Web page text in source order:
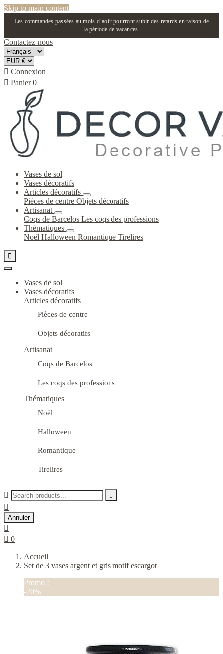
Skip to main content
Les commandes passées au mois d’août pourront subir des retards en raison de
la période de vacances.
Contactez-nous
 Connexion
 Panier 0
Vases de sol
Vases décoratifs
Articles décoratifs
Pièces de centre Objets décoratifs
Artisanat
Coqs de Barcelos Les coqs des professions
Thématiques
Noël Halloween Romantique Tirelires

Vases de sol
Vases décoratifs
Articles décoratifs
Pièces de centre
Objets décoratifs
Artisanat
Coqs de Barcelos
Les coqs des professions
Thématiques
Noël
Halloween
Romantique
Tirelires
 

Annuler

 0
Accueil
Set de 3 vases argent et gris motif escargot
Promo !
-20%